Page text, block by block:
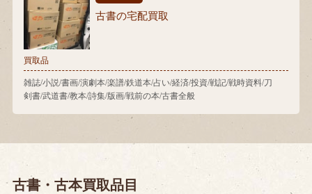
古書の宅配買取
買取品
雑誌/小説/書画/演劇本/楽譜/鉄道本/占い/経済/投資/戦記/戦時資料/刀
剣書/武道書/教本/詩集/版画/戦前の本/古書全般
古書・古本買取品目